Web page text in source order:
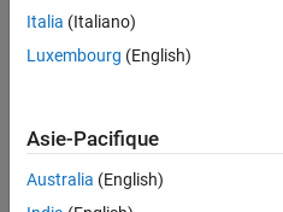
Italia (Italiano)
Luxembourg (English)
Asie-Pacifique
Australia (English)
Lutte anti-piratage
© 1994-2026 The MathWorks, Inc.